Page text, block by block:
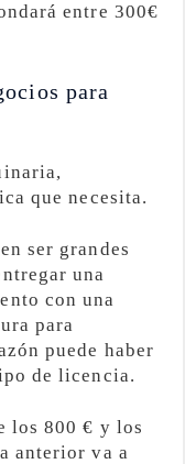
entre 300€
para
que necesita.
ser grandes
una
con una
para
puede haber
de licencia.
los 800 € y los
anterior va a